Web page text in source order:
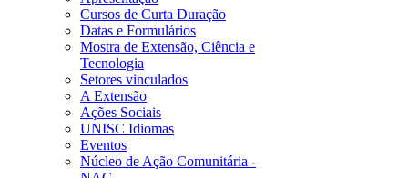
Cursos de Curta Duração
Datas e Formulários
Mostra de Extensão, Ciência e
Tecnologia
Setores vinculados
A Extensão
Ações Sociais
UNISC Idiomas
Eventos
Núcleo de Ação Comunitária -